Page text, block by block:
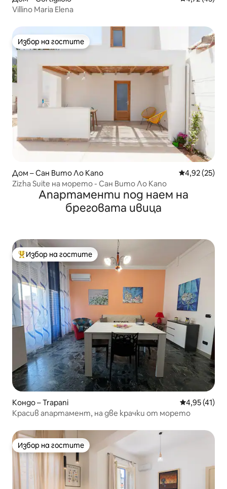
Villino Maria Elena
Избор на гостите
Избор на гостите
Дом – Сан Вито Ло Капо Средна
4,92 (25)
Zizha Suite на морето - Сан Вито Ло Капо
Апартаменти под наем на
бреговата ивица
Най-популярен избор на гостите
Избор на гостите
Кондо – Trapani Средна
4,95 (41)
Красив апартамент, на две крачки от морето
Избор на гостите
Избор на гостите